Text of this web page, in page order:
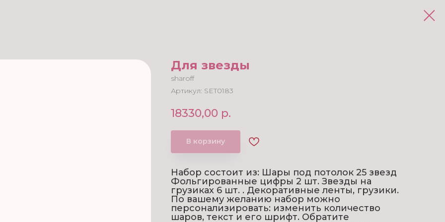
Для звезды
sharoff
Артикул: SET0183
18330,00 р.
В корзину
Набор состоит из: Шары под потолок 25 звезд
Фольгированные цифры 2 шт. Звезды на
грузиках 6 шт. . Декоративные ленты, грузики.
По вашему желанию набор можно
персонализировать: изменить количество
шаров, текст и его шрифт. Обратите